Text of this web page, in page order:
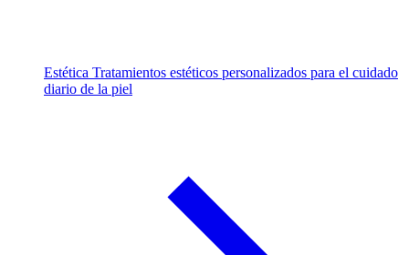
Estética Tratamientos estéticos personalizados para el cuidado
diario de la piel